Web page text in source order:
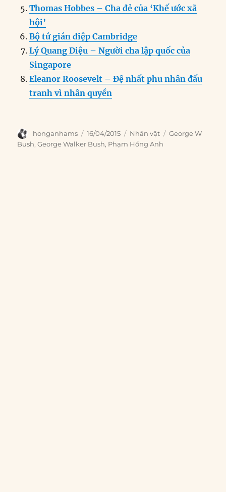
Thomas Hobbes – Cha đẻ của ‘Khế ước xã
hội’
Bộ tứ gián điệp Cambridge
Lý Quang Diệu – Người cha lập quốc của
Singapore
Eleanor Roosevelt – Đệ nhất phu nhân đấu
tranh vì nhân quyền
Author
honganhams
Posted
on
16/04/2015 Categories
Nhân vật Tags
George W
Bush,George Walker Bush, Phạm Hồng Anh